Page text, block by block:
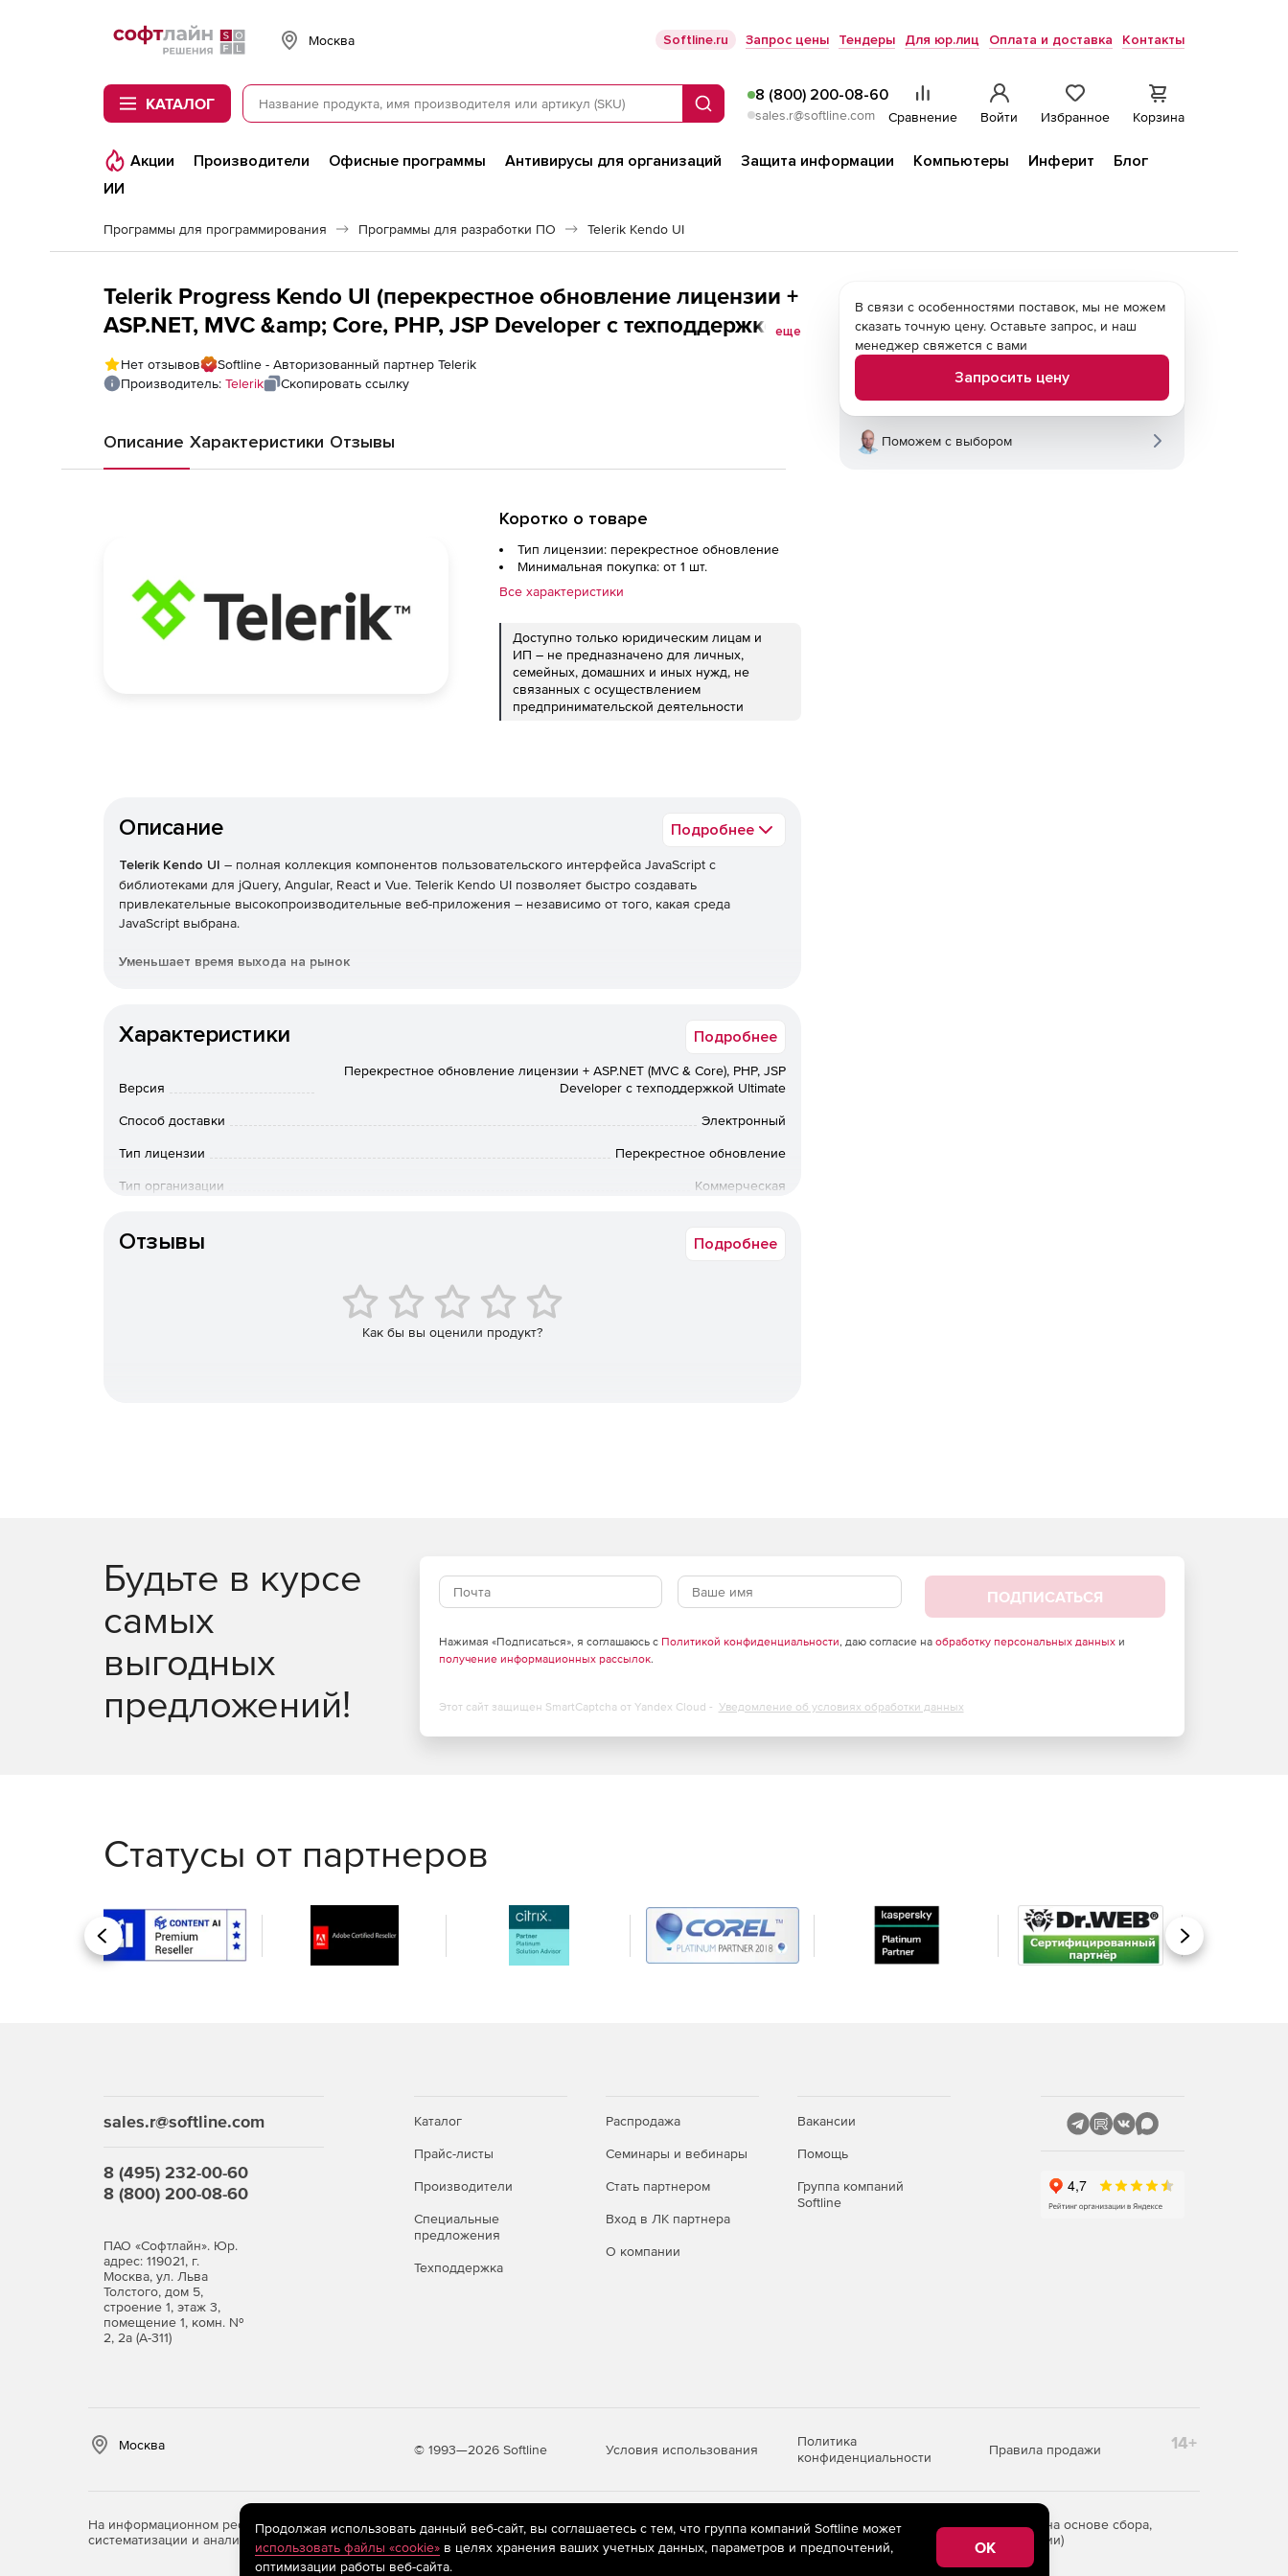
Softline
Москва Softline.ru Запрос цены Тендеры Для юр.лиц Оплата и доставка Контакты
КАТАЛОГ Поиск
8 (800) 200-08-60
sales.r@softline.com Сравнение Войти Избранное Корзина
Акции Производители Офисные программы Антивирусы для организаций Защита информации Компьютеры Инферит
Блог
ИИ
Программы для программирования Программы для разработки ПО Telerik Kendo UI
Telerik Progress Kendo UI (перекрестное обновление лицензии +
ASP.NET, MVC &amp; Core, PHP, JSP Developer с техподдержкой
Ultimate), Kendo UI + ASP.NET (MVC &amp; Core), PHP, JSP
Developer License - Ultimate Support to Progress DevCraft UI 60
еще
Нет отзывов
Softline - Авторизованный партнер Telerik
Производитель: Telerik Скопировать ссылку
Описание Характеристики Отзывы
Коротко о товаре
Тип лицензии: перекрестное обновление
Минимальная покупка: от 1 шт.
Все характеристики
Доступно только юридическим лицам и
ИП – не предназначено для личных,
семейных, домашних и иных нужд, не
связанных с осуществлением
предпринимательской деятельности
Описание Подробнее
Telerik Kendo UI – полная коллекция компонентов пользовательского интерфейса JavaScript с
библиотеками для jQuery, Angular, React и Vue. Telerik Kendo UI позволяет быстро создавать
привлекательные высокопроизводительные веб-приложения – независимо от того, какая среда
JavaScript выбрана.
Уменьшает время выхода на рынок
дизайна. Kendo UI позволяет экономить время, интегрируя компоненты для обработки всех ключевых
Предоставляет расширенные функции пользовательского интерфейса
таблицами, планировщиками и многим другим. Пользовательский интерфейс Kendo позволяет быстро и
компонентов. Настраиваемые темы позволяют без труда развернуть единообразный внешний вид
Поддерживает популярные фреймворки
Созданный с нуля для поддержки каждой платформы, Kendo UI предлагает лучшую производительность
пользовательского интерфейса при разработке с использованием популярных современных
технологий, включая jQuery, Angular, React и Vue. Kendo UI вписывается в среду, поэтому не нужно
Характеристики Подробнее
Версия
Перекрестное обновление лицензии + ASP.NET (MVC & Core), PHP, JSP
Developer с техподдержкой Ultimate
Способ доставки Электронный
Тип лицензии Перекрестное обновление
Тип организации Коммерческая
Отзывы Подробнее
Как бы вы оценили продукт?
В связи с особенностями поставок, мы не можем
сказать точную цену. Оставьте запрос, и наш
менеджер свяжется с вами
Запросить цену
Поможем с выбором
Будьте в курсе
самых
выгодных
предложений!
ПОДПИСАТЬСЯ
Нажимая «Подписаться», я соглашаюсь с Политикой конфиденциальности, даю согласие на обработку персональных данныхи
получение информационных рассылок.
Этот сайт защищен SmartCaptcha от Yandex Cloud - Уведомление об условиях обработки данных
Статусы от партнеров
Назад Вперед
sales.r@softline.com
8 (495) 232-00-60
8 (800) 200-08-60
ПАО «Софтлайн». Юр.
адрес: 119021, г.
Москва, ул. Льва
Толстого, дом 5,
строение 1, этаж 3,
помещение 1, комн. №
2, 2а (А-311)
Каталог
Прайс-листы
Производители
Специальные
предложения
Техподдержка
Распродажа
Семинары и вебинары
Стать партнером
Вход в ЛК партнера
О компании
Вакансии
Помощь
Группа компаний
Softline
Москва © 1993—2026 Softline Условия использования
Политика
конфиденциальности
Правила продажи 14+
На информационном ресурсе store.softline.ru применяютсярекомендательные технологии(информационные технологии предоставления информации на основе сбора,
систематизации и анализа сведений, относящихся к предпочтениям пользователей сети «Интернет», находящихся на территории Российской Федерации)
Продолжая использовать данный веб-сайт, вы соглашаетесь с тем, что группа компаний Softline может
использовать файлы «cookie»в целях хранения ваших учетных данных, параметров и предпочтений,
оптимизации работы веб-сайта.
OK